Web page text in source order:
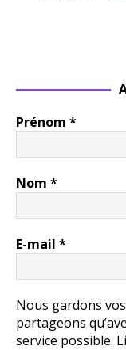
Prénom *
Nom *
E-mail *
Nous gardons
partageons
service possible.